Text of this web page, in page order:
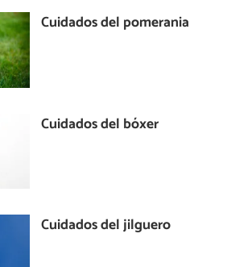
Cuidados del pomerania
Cuidados del bóxer
Cuidados del jilguero